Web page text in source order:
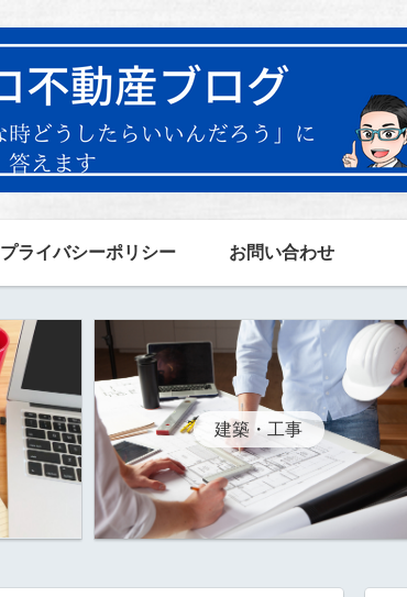
プライバシーポリシー お問い合わせ
建築・工事